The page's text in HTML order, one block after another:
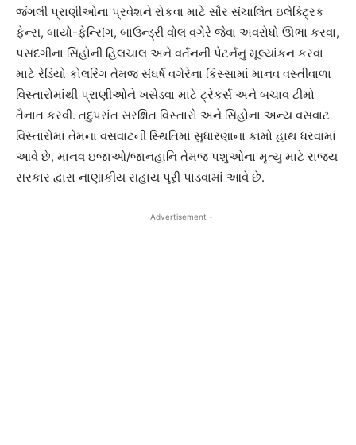
જંગલી પ્રાણીઓના પ્રવેશને રોકવા માટે સૌર સંચાલિત ઇલેક્ટ્રિક
ફેન્સ, બાયો-ફેન્સિંગ, બાઉન્ડ્રી વોલ વગેરે જેવા અવરોધો ઊભા કરવા,
પસંદગીના સિંહોની હિલચાલ અને વર્તનની પેટર્નનું મૂલ્યાંકન કરવા
માટે રેડિયો કોલરિંગ તેમજ સંઘર્ષ વગેરેના કિસ્સામાં માનવ વસ્તીવાળા
વિસ્તારોમાંથી પ્રાણીઓને ખસેડવા માટે ટ્રેકર્સ અને બચાવ ટીમો
તૈનાત કરવી. તદુપરાંત સંરક્ષિત વિસ્તારો અને સિંહોના અન્ય વસવાટ
વિસ્તારોમાં તેમના વસવાટની સ્થિતિમાં સુધારણાના કામો હાથ ધરવામાં
આવે છે, માનવ ઇજાઓ/જાનહાનિ તેમજ પશુઓના મૃત્યુ માટે રાજ્ય
સરકાર દ્વારા નાણાકીય સહાય પૂરી પાડવામાં આવે છે.
- Advertisement -